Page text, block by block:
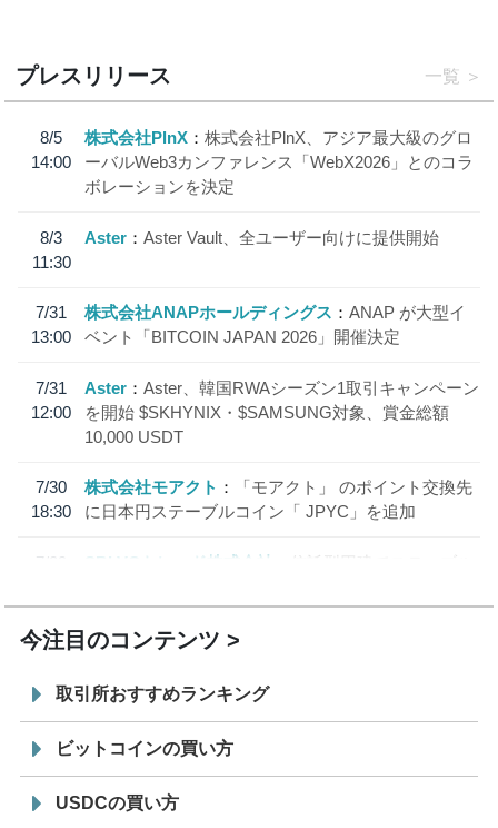
プレスリリース 一覧
8/5
14:00
株式会社PlnX
株式会社PlnX、アジア最大級のグロ
ーバルWeb3カンファレンス「WebX2026」とのコラ
ボレーションを決定
8/3
11:30
Aster Aster Vault、全ユーザー向けに提供開始
7/31
13:00
株式会社ANAPホールディングス
ANAP が大型イ
ベント「BITCOIN JAPAN 2026」開催決定
7/31
12:00
Aster
Aster、韓国RWAシーズン1取引キャンペーン
を開始 $SKHYNIX・$SAMSUNG対象、賞金総額
10,000 USDT
7/30
18:30
株式会社モアクト
「モアクト」 のポイント交換先
に日本円ステーブルコイン「 JPYC」を追加
7/29
SBI VCトレード株式会社
信託型円建てステーブル
今注目のコンテンツ
取引所おすすめランキング
ビットコインの買い方
USDCの買い方